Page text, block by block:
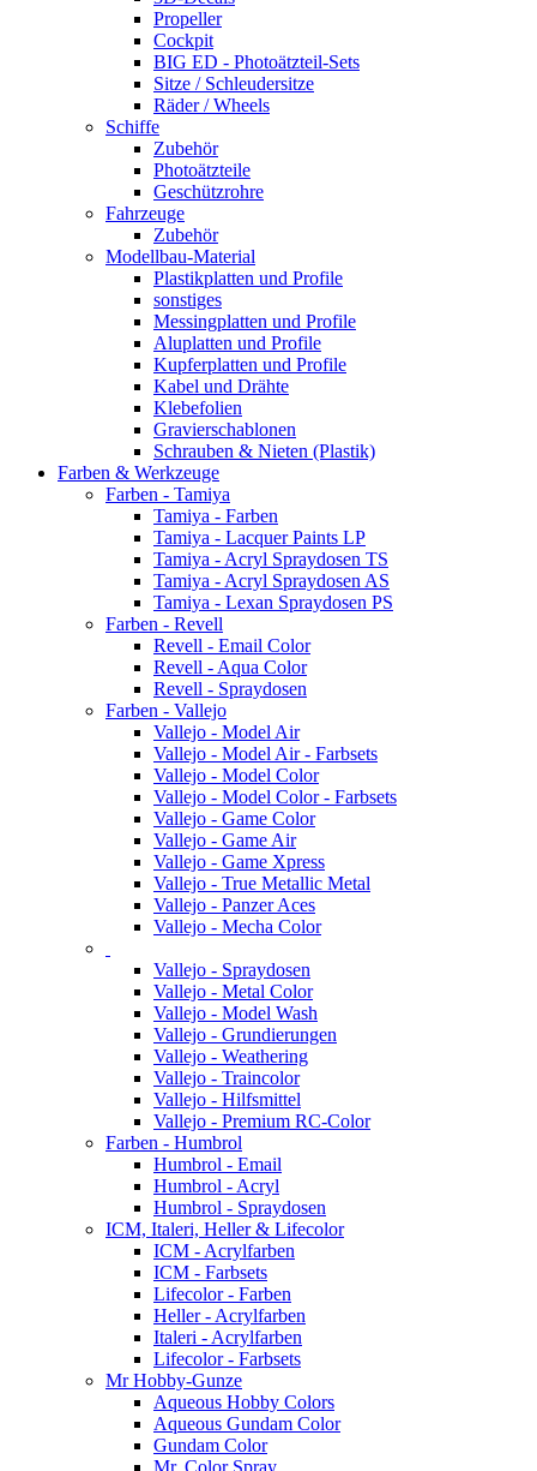
Propeller
Cockpit
BIG ED - Photoätzteil-Sets
Sitze / Schleudersitze
Räder / Wheels
Schiffe
Zubehör
Photoätzteile
Geschützrohre
Fahrzeuge
Zubehör
Modellbau-Material
Plastikplatten und Profile
sonstiges
Messingplatten und Profile
Aluplatten und Profile
Kupferplatten und Profile
Kabel und Drähte
Klebefolien
Gravierschablonen
Schrauben & Nieten (Plastik)
Farben & Werkzeuge
Farben - Tamiya
Tamiya - Farben
Tamiya - Lacquer Paints LP
Tamiya - Acryl Spraydosen TS
Tamiya - Acryl Spraydosen AS
Tamiya - Lexan Spraydosen PS
Farben - Revell
Revell - Email Color
Revell - Aqua Color
Revell - Spraydosen
Farben - Vallejo
Vallejo - Model Air
Vallejo - Model Air - Farbsets
Vallejo - Model Color
Vallejo - Model Color - Farbsets
Vallejo - Game Color
Vallejo - Game Air
Vallejo - Game Xpress
Vallejo - True Metallic Metal
Vallejo - Panzer Aces
Vallejo - Mecha Color
Vallejo - Spraydosen
Vallejo - Metal Color
Vallejo - Model Wash
Vallejo - Grundierungen
Vallejo - Weathering
Vallejo - Traincolor
Vallejo - Hilfsmittel
Vallejo - Premium RC-Color
Farben - Humbrol
Humbrol - Email
Humbrol - Acryl
Humbrol - Spraydosen
ICM, Italeri, Heller & Lifecolor
ICM - Acrylfarben
ICM - Farbsets
Lifecolor - Farben
Heller - Acrylfarben
Italeri - Acrylfarben
Lifecolor - Farbsets
Mr Hobby-Gunze
Aqueous Hobby Colors
Aqueous Gundam Color
Gundam Color
Mr. Color Spray